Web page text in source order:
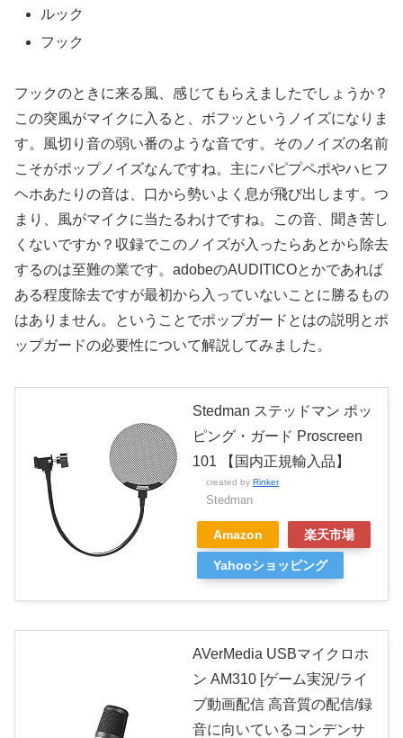
ルック
フック
フックのときに来る風、感じてもらえましたでしょうか？
この突風がマイクに入ると、ボフッというノイズになりま
す。風切り音の弱い番のような音です。そのノイズの名前
こそがポップノイズなんですね。主にパピプペポやハヒフ
ヘホあたりの音は、口から勢いよく息が飛び出します。つ
まり、風がマイクに当たるわけですね。この音、聞き苦し
くないですか？収録でこのノイズが入ったらあとから除去
するのは至難の業です。adobeのAUDITICOとかであれば
ある程度除去ですが最初から入っていないことに勝るもの
はありません。ということでポップガードとはの説明とポ
ップガードの必要性について解説してみました。
Stedman ステッドマン ポッ
ピング・ガード Proscreen
101 【国内正規輸入品】
created by Rinker
Stedman
Amazon 楽天市場
Yahooショッピング
AVerMedia USBマイクロホ
ン AM310 [ゲーム実況/ライ
ブ動画配信 高音質の配信/録
音に向いているコンデンサ